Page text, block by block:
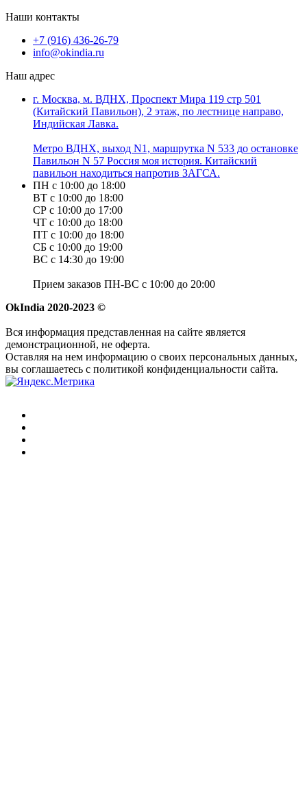
Наши контакты
+7 (916) 436-26-79
info@okindia.ru
Наш адрес
г. Москва, м. ВДНХ, Проспект Мира 119 стр 501
(Китайский Павильон), 2 этаж, по лестнице направо,
Индийская Лавка.
Метро ВДНХ, выход N1, маршрутка N 533 до остановке
Павильон N 57 Россия моя история. Китайский
павильон находиться напротив ЗАГСА.
ПН с 10:00 до 18:00
ВТ с 10:00 до 18:00
СР с 10:00 до 17:00
ЧТ с 10:00 до 18:00
ПТ с 10:00 до 18:00
СБ с 10:00 до 19:00
ВС с 14:30 до 19:00
Прием заказов ПН-ВС с 10:00 до 20:00
OkIndia 2020-2023 ©
Вся информация представленная на сайте является
демонстрационной, не оферта.
Оставляя на нем информацию о своих персональных данных,
вы соглашаетесь с политикой конфиденциальности сайта.